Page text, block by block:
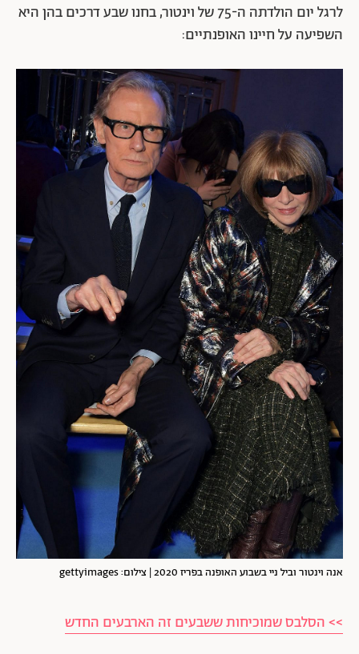
לרגל יום הולדתה ה-75 של וינטור, בחנו שבע דרכים בהן היא
השפיעה על חיינו האופנתיים:
אנה וינטור וביל ניי בשבוע האופנה בפריז 2020 | צילום: gettyimages
>> הסלבס שמוכיחות ששבעים זה הארבעים החדש